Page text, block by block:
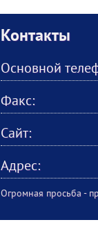
Контакты
Основной
Факс:
Сайт:
Адрес:
Огромная просьба -